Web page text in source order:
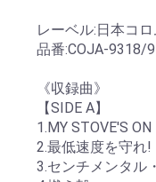
レーベル:日本コ
品番:COJA-9318/9
《収録曲》
【SIDE A】
1.MY STOVE'S ON
2.最低速度を守れ!
3.センチメンタル